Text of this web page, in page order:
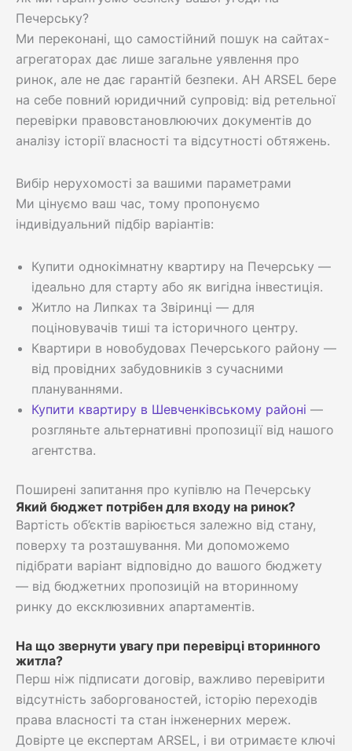
Печерську?
Ми переконані, що самостійний пошук на сайтах-
агрегаторах дає лише загальне уявлення про
ринок, але не дає гарантій безпеки. АН ARSEL бере
на себе повний юридичний супровід: від ретельної
перевірки правовстановлюючих документів до
аналізу історії власності та відсутності обтяжень.
Вибір нерухомості за вашими параметрами
Ми цінуємо ваш час, тому пропонуємо
індивідуальний підбір варіантів:
Купити однокімнатну квартиру на Печерську —
ідеально для старту або як вигідна інвестиція.
Житло на Липках та Звіринці — для
поціновувачів тиші та історичного центру.
Квартири в новобудовах Печерського району —
від провідних забудовників з сучасними
плануваннями.
Купити квартиру в Шевченківському районі —
розгляньте альтернативні пропозиції від нашого
агентства.
Поширені запитання про купівлю на Печерську
Який бюджет потрібен для входу на ринок?
Вартість об’єктів варіюється залежно від стану,
поверху та розташування. Ми допоможемо
підібрати варіант відповідно до вашого бюджету
— від бюджетних пропозицій на вторинному
ринку до ексклюзивних апартаментів.
На що звернути увагу при перевірці вторинного
житла?
Перш ніж підписати договір, важливо перевірити
відсутність заборгованостей, історію переходів
права власності та стан інженерних мереж.
Довірте це експертам ARSEL, і ви отримаєте ключі